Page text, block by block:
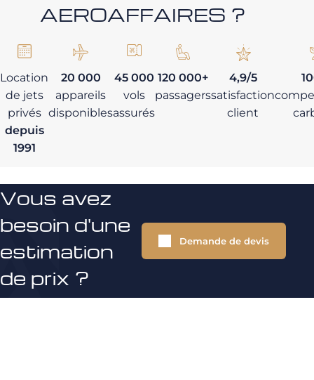
AEROAFFAIRES ?
Location
de jets
privés
depuis
1991
20 000
appareils
disponibles
45 000
vols
assurés
120 000+
passagers
4,9/5
satisfaction
client
Vous avez
besoin d'une
estimation
de prix ?
Demande de devis